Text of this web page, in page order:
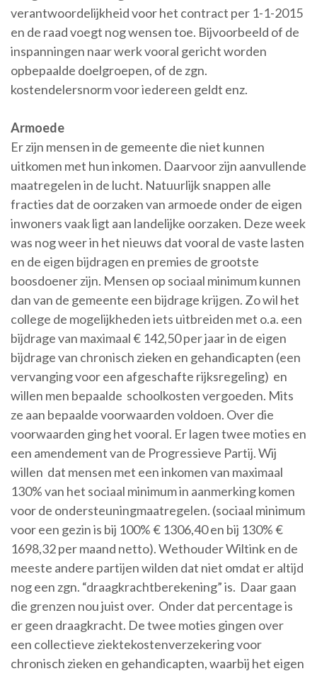
verantwoordelijkheid voor het contract per 1-1-2015
en de raad voegt nog wensen toe. Bijvoorbeeld of de
inspanningen naar werk vooral gericht worden
opbepaalde doelgroepen, of de zgn.
kostendelersnorm voor iedereen geldt enz.
Armoede
Er zijn mensen in de gemeente die niet kunnen
uitkomen met hun inkomen. Daarvoor zijn aanvullende
maatregelen in de lucht. Natuurlijk snappen alle
fracties dat de oorzaken van armoede onder de eigen
inwoners vaak ligt aan landelijke oorzaken. Deze week
was nog weer in het nieuws dat vooral de vaste lasten
en de eigen bijdragen en premies de grootste
boosdoener zijn. Mensen op sociaal minimum kunnen
dan van de gemeente een bijdrage krijgen. Zo wil het
college de mogelijkheden iets uitbreiden met o.a. een
bijdrage van maximaal € 142,50 per jaar in de eigen
bijdrage van chronisch zieken en gehandicapten (een
vervanging voor een afgeschafte rijksregeling) en
willen men bepaalde schoolkosten vergoeden. Mits
ze aan bepaalde voorwaarden voldoen. Over die
voorwaarden ging het vooral. Er lagen twee moties en
een amendement van de Progressieve Partij. Wij
willen dat mensen met een inkomen van maximaal
130% van het sociaal minimum in aanmerking komen
voor de ondersteuningmaatregelen. (sociaal minimum
voor een gezin is bij 100% € 1306,40 en bij 130% €
1698,32 per maand netto). Wethouder Wiltink en de
meeste andere partijen wilden dat niet omdat er altijd
nog een zgn. “draagkrachtberekening” is. Daar gaan
die grenzen nou juist over. Onder dat percentage is
er geen draagkracht. De twee moties gingen over
een collectieve ziektekostenverzekering voor
chronisch zieken en gehandicapten, waarbij het eigen